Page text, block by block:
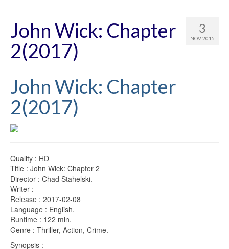
3
NOV 2015
John Wick: Chapter
2(2017)
John Wick: Chapter
2(2017)
Quality : HD
Title : John Wick: Chapter 2
Director : Chad Stahelski.
Writer :
Release : 2017-02-08
Language : English.
Runtime : 122 min.
Genre : Thriller, Action, Crime.
Synopsis :